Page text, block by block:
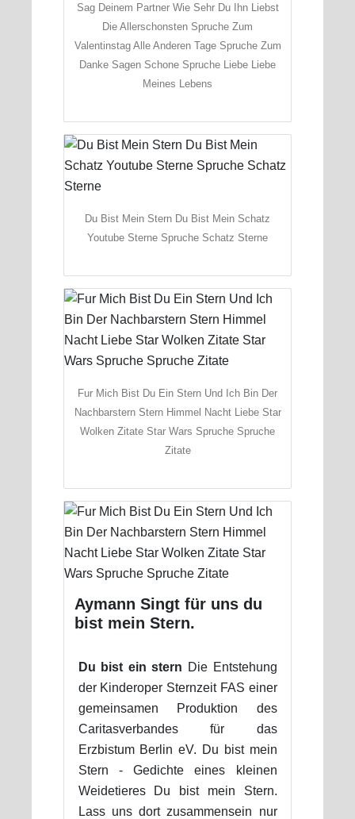
Sag Deinem Partner Wie Sehr Du Ihn Liebst
Die Allerschonsten Spruche Zum
Valentinstag Alle Anderen Tage Spruche Zum
Danke Sagen Schone Spruche Liebe Liebe
Meines Lebens
Du Bist Mein Stern Du Bist Mein Schatz
Youtube Sterne Spruche Schatz Sterne
Fur Mich Bist Du Ein Stern Und Ich Bin Der
Nachbarstern Stern Himmel Nacht Liebe Star
Wolken Zitate Star Wars Spruche Spruche
Zitate
Aymann Singt für uns du
bist mein Stern.
Du bist ein stern Die Entstehung
der Kinderoper Sternzeit FAS einer
gemeinsamen Produktion des
Caritasverbandes für das
Erzbistum Berlin eV. Du bist mein
Stern - Gedichte eines kleinen
Weidetieres Du bist mein Stern.
Lass uns dort zusammensein nur